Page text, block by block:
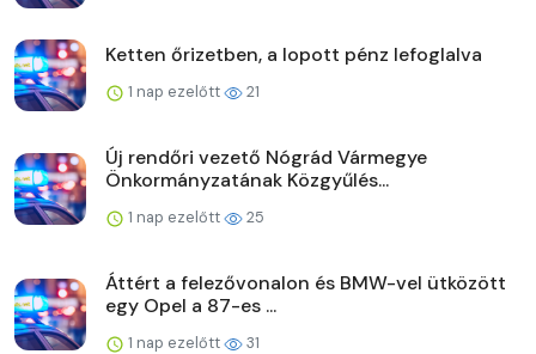
Ketten őrizetben, a lopott pénz lefoglalva
1 nap ezelőtt 21
Új rendőri vezető Nógrád Vármegye
Önkormányzatának Közgyűlés...
1 nap ezelőtt 25
Áttért a felezővonalon és BMW-vel ütközött
egy Opel a 87-es ...
1 nap ezelőtt 31